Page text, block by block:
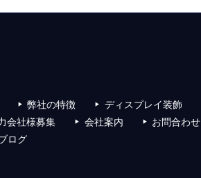
弊社の特徴 ディスプレイ装飾
会社様募集 会社案内
お問合わせ
ログ